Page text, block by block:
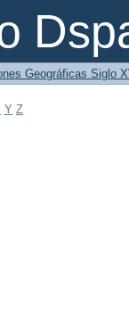
Geográficas Siglo
Y Z